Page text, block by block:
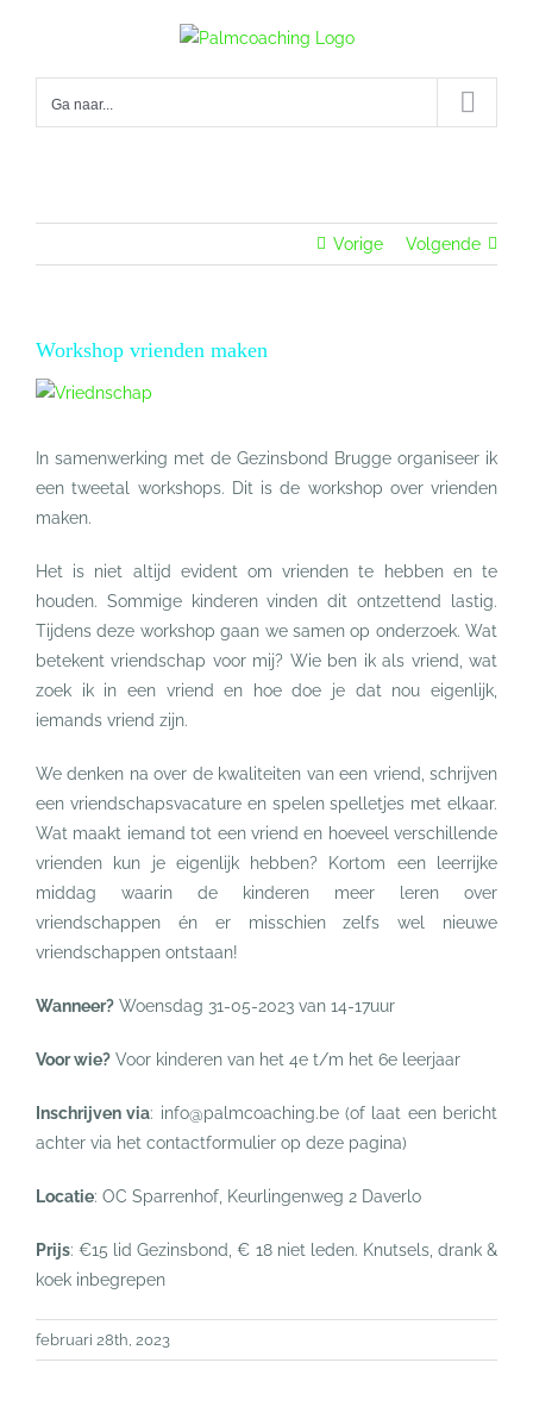
Ga naar...
Vorige Volgende
Workshop vrienden maken
Bekijk
afbeelding
In samenwerking met de Gezinsbond Brugge organiseer ik
een tweetal workshops. Dit is de workshop over vrienden
maken.
Het is niet altijd evident om vrienden te hebben en te
houden. Sommige kinderen vinden dit ontzettend lastig.
Tijdens deze workshop gaan we samen op onderzoek. Wat
betekent vriendschap voor mij? Wie ben ik als vriend, wat
zoek ik in een vriend en hoe doe je dat nou eigenlijk,
iemands vriend zijn.
We denken na over de kwaliteiten van een vriend, schrijven
een vriendschapsvacature en spelen spelletjes met elkaar.
Wat maakt iemand tot een vriend en hoeveel verschillende
vrienden kun je eigenlijk hebben? Kortom een leerrijke
middag waarin de kinderen meer leren over
vriendschappen én er misschien zelfs wel nieuwe
vriendschappen ontstaan!
Wanneer? Woensdag 31-05-2023 van 14-17uur
Voor wie? Voor kinderen van het 4e t/m het 6e leerjaar
Inschrijven via: info@palmcoaching.be (of laat een bericht
achter via het contactformulier op deze pagina)
Locatie: OC Sparrenhof, Keurlingenweg 2 Daverlo
Prijs: €15 lid Gezinsbond, € 18 niet leden. Knutsels, drank &
koek inbegrepen
februari 28th, 2023